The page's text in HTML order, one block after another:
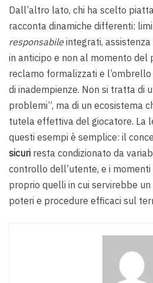
Dall’altro lato, chi ha scelto
racconta dinamiche differenti:
responsabileintegrati, assistenza
in anticipo e non al momento del
reclamo formalizzati e
di inadempienze. Non si tratta di
problemi”, ma di un ecosistema
tutela effettiva del giocatore. La
questi esempi è semplice: il
sicuri resta condizionato da
controllo dell’utente, e i
proprio quelli in cui servirebbe un
poteri e procedure efficaci sul